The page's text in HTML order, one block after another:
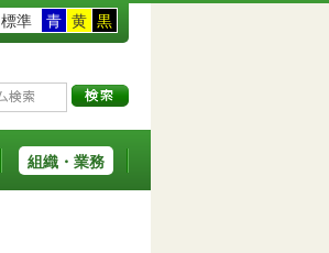
標準 青 黄 黒
組織・業務